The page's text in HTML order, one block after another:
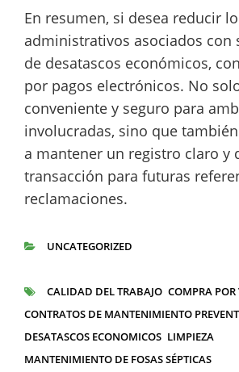
En resumen, si desea reducir
administrativos asociados con
de desatascos económicos,
por pagos electrónicos. No
conveniente y seguro para
involucradas, sino que
a mantener un registro claro y
transacción para futuras
reclamaciones.
UNCATEGORIZED
ETIQUETAS
CALIDAD DEL TRABAJO COMPRA
CONTRATOS DE MANTENIMIENTO
DESATASCOS ECONOMICOS LIMPIEZA
MANTENIMIENTO DE FOSAS SÉPTICAS